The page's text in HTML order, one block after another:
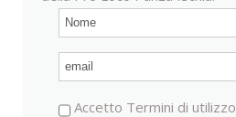
Accetto Termini di utilizzo